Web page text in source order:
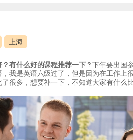
上海
有什么好的课程推荐一下？下年要出国
我是英语六级过了，但是因为在工作上
很多，想要补一下，不知道大家有什么